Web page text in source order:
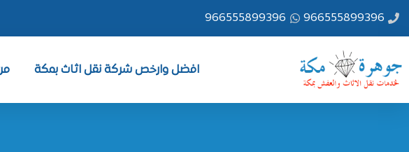
إلى
966555899396
966555899396
افضل وارخص شركة نقل اثاث بمكة